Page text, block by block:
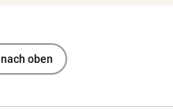
oben